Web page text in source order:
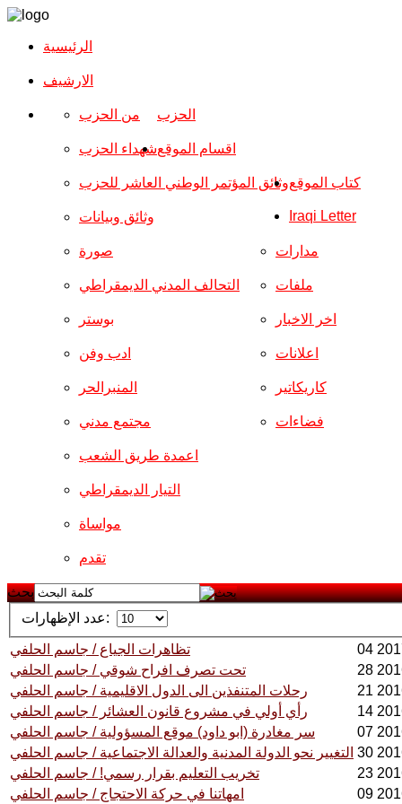
الرئيسية
الارشیف
الحزب من الحزب
شهداء الحزب
وثائق المؤتمر الوطني العاشر للحزب
وثائق وبيانات
اقسام الموقع
صورة
التحالف المدني الديمقراطي
بوستر
ادب وفن
المنبرالحر
مجتمع مدني
مدارات
ملفات
اخر الاخبار
اعلانات
كاريكاتير
فضاءات
اعمدة طريق الشعب
التيار الديمقراطي
مواساة
تقدم
كتاب الموقع
Iraqi Letter
بحث
عدد الإظهارات:
تظاهرات الجياع / جاسم الحلفي
تحت تصرف افراح شوقي / جاسم الحلفي
رحلات المتنفذين الى الدول الاقليمية / جاسم الحلفي
رأي أولي في مشروع قانون العشائر / جاسم الحلفي
سر مغادرة (ابو داود) موقع المسؤولية / جاسم الحلفي
التغيير نحو الدولة المدنية والعدالة الاجتماعية / جاسم الحلفي
تخريب التعليم بقرار رسمي! / جاسم الحلفي
امهاتنا في حركة الاحتجاج / جاسم الحلفي